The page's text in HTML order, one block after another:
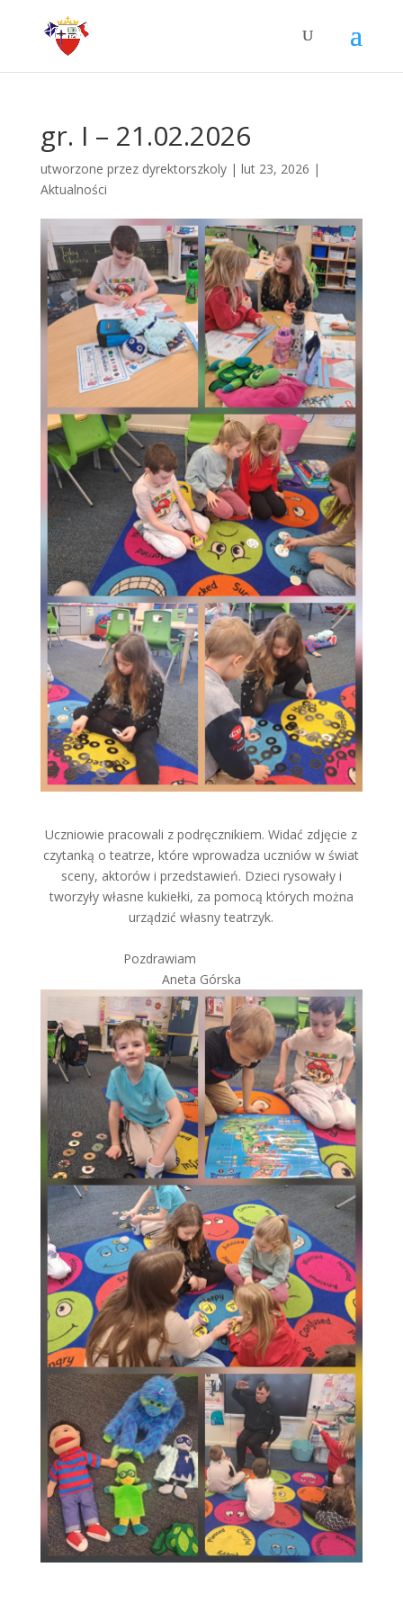
gr. I – 21.02.2026
utworzone przez dyrektorszkoly| lut 23, 2026 |
Aktualności
Uczniowie pracowali z podręcznikiem. Widać zdjęcie z
czytanką o teatrze, które wprowadza uczniów w świat
sceny, aktorów i przedstawień. Dzieci rysowały i
tworzyły własne kukiełki, za pomocą których można
urządzić własny teatrzyk.
Pozdrawiam
Aneta Górska